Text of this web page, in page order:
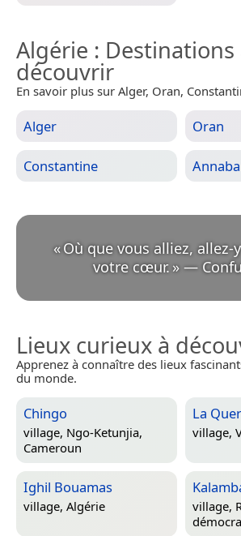
Algérie : Destinations
découvrir
En savoir plus sur Alger, Oran,
Alger Oran
Constantine Annaba
«Où que vous alliez, allez-
votre cœur. » —
Lieux curieux à
Apprenez à connaître des lieux
du monde.
Chingo
village, Ngo-Ketunjia,
Cameroun
La
village,
Ighil Bouamas
village, Algérie village,